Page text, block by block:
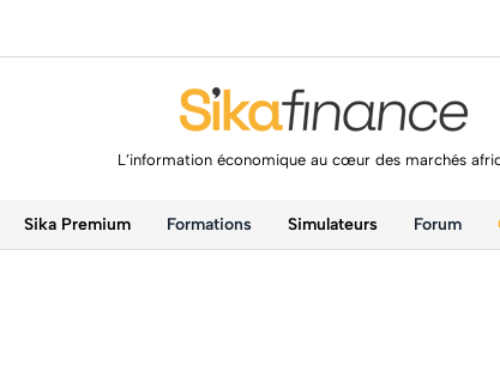
L’information économique au cœur des marchés
Sika Premium Formations Simulateurs Forum